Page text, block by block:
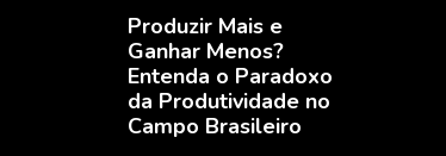
Produzir Mais e
Ganhar Menos?
Entenda o Paradoxo
da Produtividade no
Campo Brasileiro